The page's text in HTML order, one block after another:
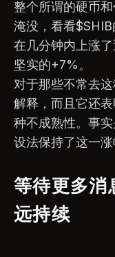
整个所谓的硬币
淹没，看看
在几分钟内上涨
坚实的+7%。
对于那些不常去
解释，而且它还
种不成熟性。事
设法保持了这一涨
等待更多消
远持续